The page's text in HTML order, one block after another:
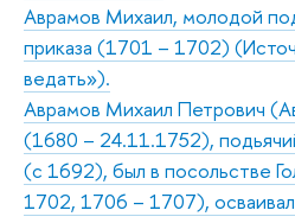
Аврамов Михаил, молодой
приказа (1701 – 1702)
ведать»).
Аврамов Михаил Петрович
(1680 – 24.11.1752),
(с 1692), был в посольстве
1702, 1706 – 1707), осваивал